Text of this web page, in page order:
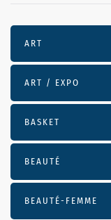
ART
ART / EXPO
BASKET
BEAUTÉ
BEAUTÉ-FEMME